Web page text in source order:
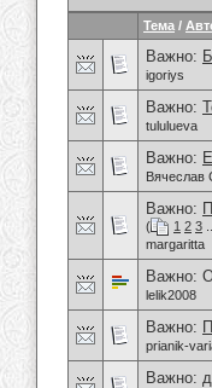
Тема /
Важно:
igoriys
Важно:
tululueva
Важно:
Вячеслав
Важно:
( 1 2 3
margaritta
Важно:
lelik2008
Важно:
prianik-
Важно: